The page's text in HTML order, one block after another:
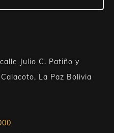
Julio C. Patiño y
La Paz Bolivia